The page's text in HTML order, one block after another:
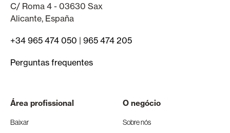
C/ Roma 4 - 03630 Sax
Alicante, España
+34 965 474 050 | 965 474 205
Perguntas frequentes
Área profissional
Baixar
O negócio
Sobre nós